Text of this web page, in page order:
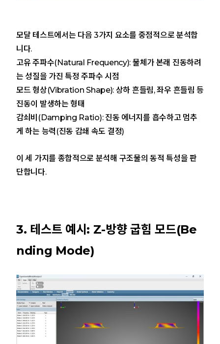
모달 테스트에서는 다음 3가지 요소를 중점적으로 분석합
니다.
고유 주파수(Natural Frequency): 물체가 본래 진동하려
는 성질을 가진 특정 주파수 시점
모드 형상(Vibration Shape): 상하 흔들림, 좌우 흔들림 등
진동이 발생하는 형태
감쇠비(Damping Ratio): 진동 에너지를 흡수하고 멈추
게 하는 능력(진동 감쇄 속도 결정)
이 세 가지를 종합적으로 분석해 구조물의 동적 특성을 판
단합니다.
3. 테스트 예시: Z-방향 굽힘 모드(Be
nding Mode)